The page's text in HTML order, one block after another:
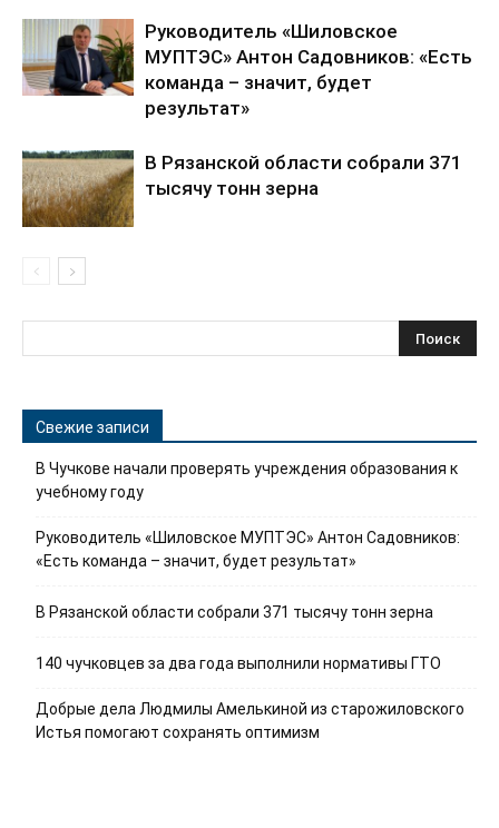
Руководитель «Шиловское
МУПТЭС» Антон Садовников: «Есть
команда – значит, будет
результат»
В Рязанской области собрали 371
тысячу тонн зерна
Свежие записи
В Чучкове начали проверять учреждения образования к
учебному году
Руководитель «Шиловское МУПТЭС» Антон Садовников:
«Есть команда – значит, будет результат»
В Рязанской области собрали 371 тысячу тонн зерна
140 чучковцев за два года выполнили нормативы ГТО
Добрые дела Людмилы Амелькиной из старожиловского
Истья помогают сохранять оптимизм